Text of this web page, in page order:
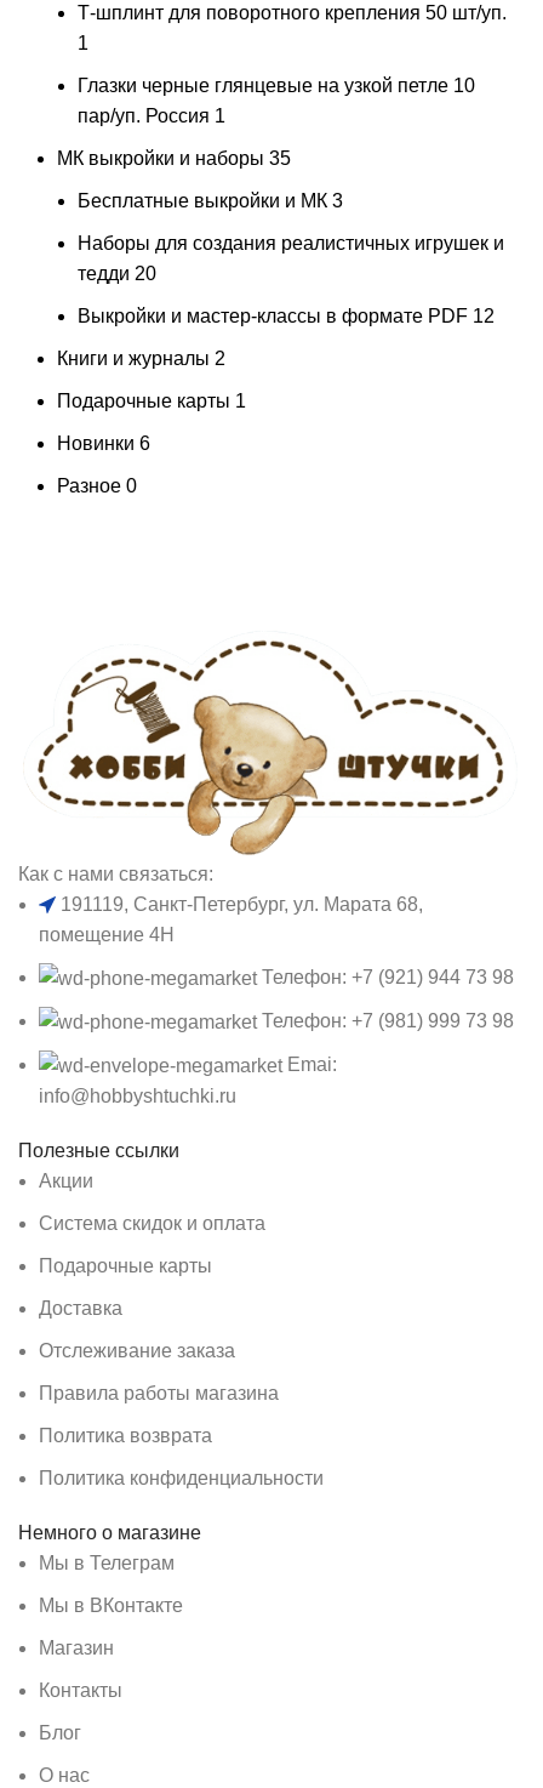
Т-шплинт для поворотного крепления 50 шт/уп.
1
Глазки черные глянцевые на узкой петле 10
пар/уп. Россия 1
МК выкройки и наборы 35
Бесплатные выкройки и МК 3
Наборы для создания реалистичных игрушек и
тедди 20
Выкройки и мастер-классы в формате PDF 12
Книги и журналы 2
Подарочные карты 1
Новинки 6
Разное 0
Как с нами связаться:
191119, Санкт-Петербург, ул. Марата 68,
помещение 4Н
Телефон: +7 (921) 944 73 98
Телефон: +7 (981) 999 73 98
Emai:
info@hobbyshtuchki.ru
Полезные ссылки
Акции
Система скидок и оплата
Подарочные карты
Доставка
Отслеживание заказа
Правила работы магазина
Политика возврата
Политика конфиденциальности
Немного о магазине
Мы в Телеграм
Мы в ВКонтакте
Магазин
Контакты
Блог
О нас